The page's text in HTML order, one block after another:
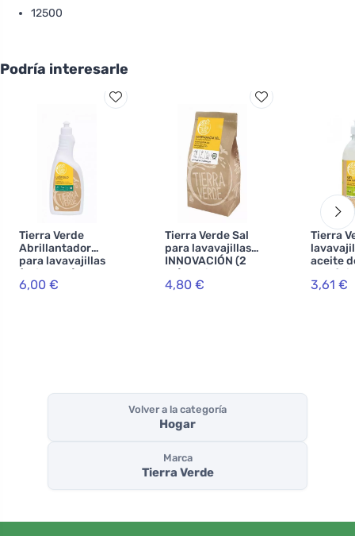
12500
Podría interesarle
Tierra Verde
Abrillantador
para lavavajillas
(enjuague) -
INOVACE (750 ml)
6,00 €
Tierra Verde Sal
para lavavajillas -
INNOVACIÓN (2
kg) - evita la
formación de cal
4,80 €
Tierra
aceite
ml)
3,61 €
Volver a la categoría
Hogar
Marca
Tierra Verde